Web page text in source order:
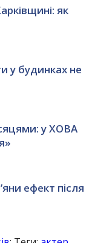
як
у будинках не
у ХОВА
ефект після